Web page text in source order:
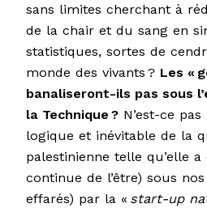
sans limites cherchant à
de la chair et du sang en
statistiques, sortes de
monde des vivants ? Les «
banaliseront-ils pas sous
la Technique ? N’est-ce
logique et inévitable de la
palestinienne telle qu’elle
continue de l’être) sous
effarés) par la « start-up